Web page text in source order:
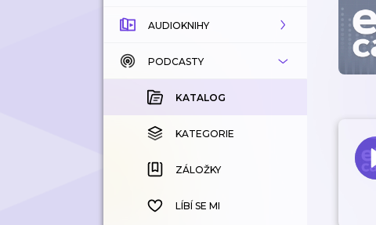
AUDIOKNIHY
KATALOG
KOUPENÉ
KATEGORIE
ZÁLOŽKY
HISTORIE
PODCASTY
KATALOG
KATEGORIE
ZÁLOŽKY
LÍBÍ SE MI